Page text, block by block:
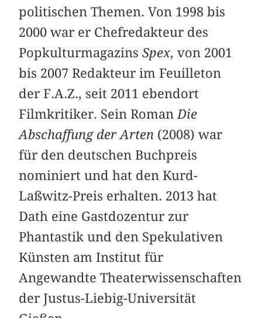
politischen Themen. Von 1998 bis
2000 war er Chefredakteur des
PopkulturmagazinsSpex, von 2001
bis 2007 Redakteur im Feuilleton
der F.A.Z., seit 2011 ebendort
Filmkritiker. Sein RomanDie
Abschaffung der Arten (2008) war
für den deutschen Buchpreis
nominiert und hat den Kurd-
Laßwitz-Preis erhalten. 2013 hat
Dath eine Gastdozentur zur
Phantastik und den Spekulativen
Künsten am Institut für
Angewandte Theaterwissenschaften
der Justus-Liebig-Universität